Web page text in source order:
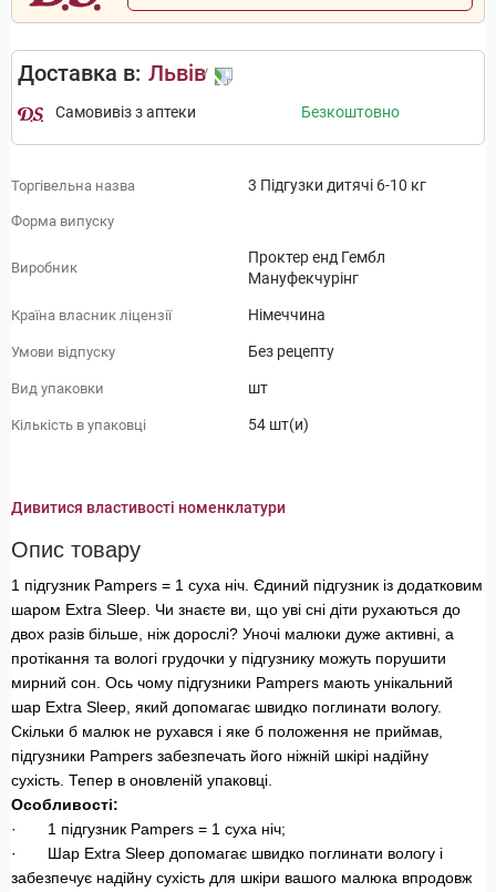
Доставка в: Львів
Самовивіз з аптеки Безкоштовно
Торгівельна назва 3 Підгузки дитячі 6-10 кг
Форма випуску
Виробник
Проктер енд Гембл
Мануфекчурінг
Країна власник ліцензії Німеччина
Умови відпуску Без рецепту
Вид упаковки шт
Кількість в упаковці 54 шт(и)
Дивитися властивості номенклатури
Опис товару
1 підгузник Pampers = 1 суха ніч. Єдиний підгузник із додатковим
шаром Extra Sleep. Чи знаєте ви, що уві сні діти рухаються до
двох разів більше, ніж дорослі? Уночі малюки дуже активні, а
протікання та вологі грудочки у підгузнику можуть порушити
мирний сон. Ось чому підгузники Pampers мають унікальний
шар Extra Sleep, який допомагає швидко поглинати вологу.
Скільки б малюк не рухався і яке б положення не приймав,
підгузники Pampers забезпечать його ніжній шкірі надійну
сухість. Тепер в оновленій упаковці.
Особливості:
· 1 підгузник Pampers = 1 суха ніч;
· Шар Extra Sleep допомагає швидко поглинати вологу і
забезпечує надійну сухість для шкіри вашого малюка впродовж